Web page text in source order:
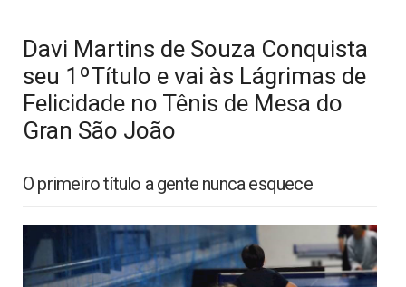
Davi Martins de Souza Conquista
seu 1ºTítulo e vai às Lágrimas de
Felicidade no Tênis de Mesa do
Gran São João
O primeiro título a gente nunca esquece